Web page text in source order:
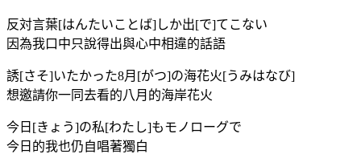
反対言葉[はんたいことば]しか出[で]てこない
因為我口中只說得出與心中相違的話語
誘[さそ]いたかった8月[がつ]の海花火[うみはなび]
想邀請你一同去看的八月的海岸花火
今日[きょう]の私[わたし]もモノローグで
今日的我也仍自唱著獨白